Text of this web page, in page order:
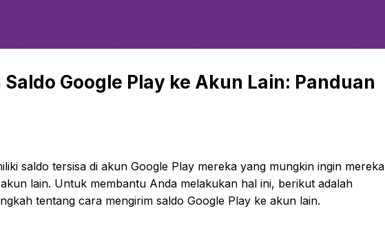
Google Play ke Akun Lain: Panduan
saldo tersisa di akun Google Play mereka yang mungkin ingin mereka
lain. Untuk membantu Anda melakukan hal ini, berikut adalah
tentang cara mengirim saldo Google Play ke akun lain.